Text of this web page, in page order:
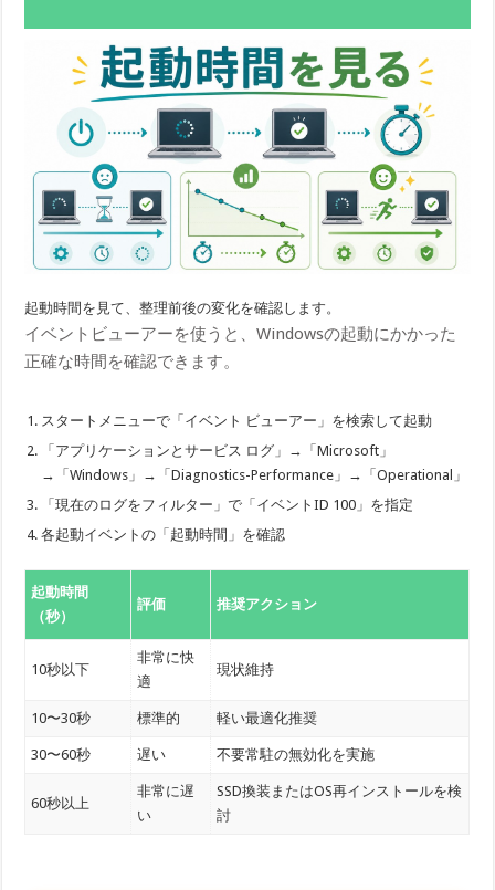
起動時間を見て、整理前後の変化を確認します。
イベントビューアーを使うと、Windowsの起動にかかった
正確な時間を確認できます。
スタートメニューで「イベント ビューアー」を検索して起動
「アプリケーションとサービス ログ」→「Microsoft」
→「Windows」→「Diagnostics-Performance」→「Operational」
「現在のログをフィルター」で「イベントID 100」を指定
各起動イベントの「起動時間」を確認
起動時間
（秒）
評価 推奨アクション
10秒以下
非常に快
適
現状維持
10〜30秒 標準的 軽い最適化推奨
30〜60秒 遅い 不要常駐の無効化を実施
60秒以上
非常に遅
い
SSD換装またはOS再インストールを検
討